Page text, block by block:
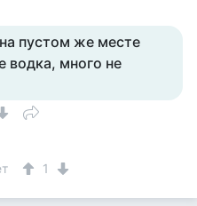
пустом же месте
водка, много не
1